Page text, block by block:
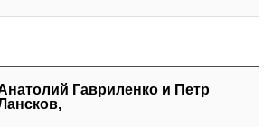
Гавриленко и Петр